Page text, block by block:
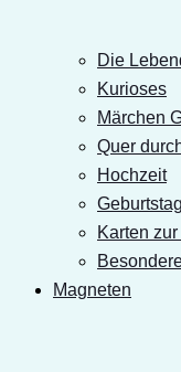
Die
Kurioses
Märchen
Quer
Hochzeit
Geburtstag
Karten
Magneten